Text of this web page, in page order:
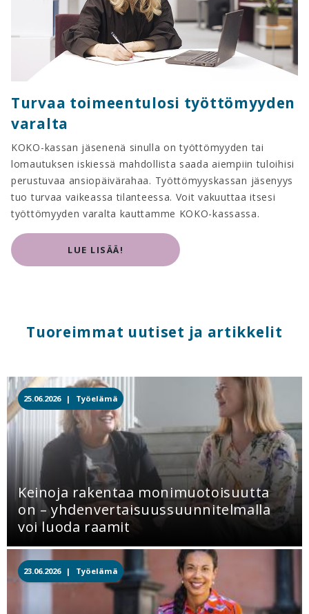
Turvaa toimeentulosi työttömyyden
varalta
KOKO-kassan jäsenenä sinulla on työttömyyden tai
lomautuksen iskiessä mahdollista saada aiempiin tuloihisi
perustuvaa ansiopäivärahaa. Työttömyyskassan jäsenyys
tuo turvaa vaikeassa tilanteessa. Voit vakuuttaa itsesi
työttömyyden varalta kauttamme KOKO-kassassa.
LUE LISÄÄ!
Tuoreimmat uutiset ja artikkelit
25.06.2026 | Työelämä
Keinoja rakentaa monimuotoisuutta
on – yhdenvertaisuussuunnitelmalla
voi luoda raamit
23.06.2026 | Työelämä